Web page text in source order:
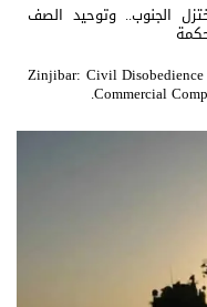
الجنوب.. وتوحيد الصف
Zinjibar: Civil
Commercial